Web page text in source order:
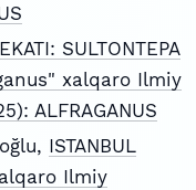
SULTONTEPA
xalqaro Ilmiy
ALFRAGANUS
ISTANBUL
Ilmiy